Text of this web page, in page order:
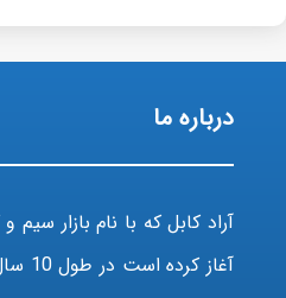
درباره ما
آراد کابل که با نام بازار سیم